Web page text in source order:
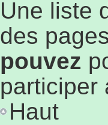
Une liste
des
pouvez
participer
Haut